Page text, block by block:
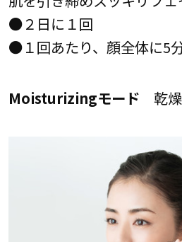
●２日に１回
●１回あたり、顔全体に5
Moisturizingモード 乾